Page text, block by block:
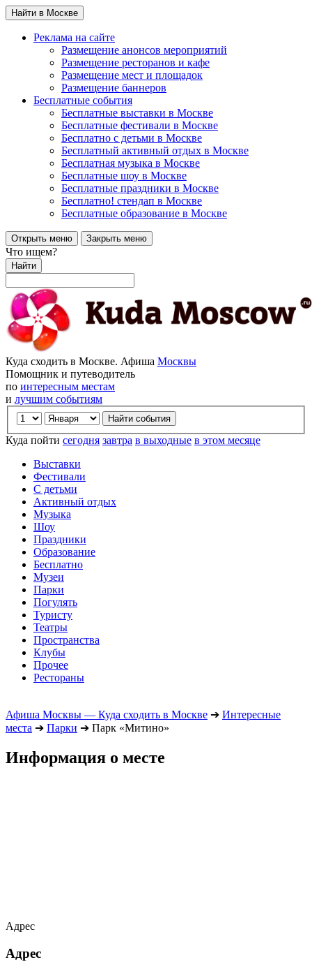
Найти в Москве
Реклама на сайте
Размещение анонсов мероприятий
Размещение ресторанов и кафе
Размещение мест и площадок
Размещение баннеров
Бесплатные события
Бесплатные выставки в Москве
Бесплатные фестивали в Москве
Бесплатно с детьми в Москве
Бесплатный активный отдых в Москве
Бесплатная музыка в Москве
Бесплатные шоу в Москве
Бесплатные праздники в Москве
Бесплатно! стендап в Москве
Бесплатные образование в Москве
Открыть меню Закрыть меню
Что ищем?
Найти
Куда сходить в Москве. Афиша Москвы
Помощник и путеводитель
по интересным местам
и лучшим событиям
Куда пойти сегодня завтра в выходные в этом месяце
Выставки
Фестивали
С детьми
Активный отдых
Музыка
Шоу
Праздники
Образование
Бесплатно
Музеи
Парки
Погулять
Туристу
Театры
Пространства
Клубы
Прочее
Рестораны
Афиша Москвы — Куда сходить в Москве ➔ Интересные
места ➔ Парки ➔ Парк «Митино»
Информация о месте
Адрес
Адрес